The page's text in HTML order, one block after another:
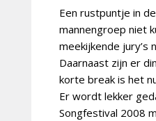
Een rustpuntje in
mannengroep niet
meekijkende jury’s
Daarnaast zijn er
korte break is het
Er wordt lekker
Songfestival 2008